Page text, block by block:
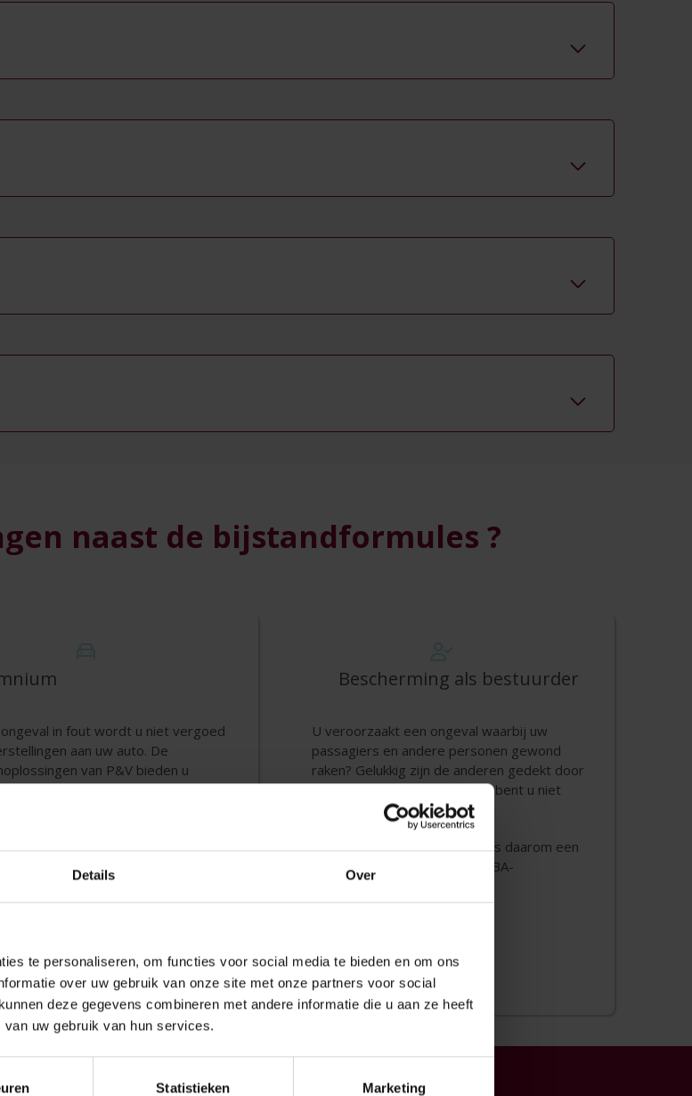
Details Over
te personaliseren, om functies voor social media te bieden en om ons
over uw gebruik van onze site met onze partners voor social
deze gegevens combineren met andere informatie die u aan ze heeft
uw gebruik van hun services.
Statistieken Marketing
naast de bijstandformules ?
in fout wordt u niet vergoed
aan uw auto. De
van P&V bieden u
tegen de meest voorkomende
Bescherming als bestuurder
U veroorzaakt een ongeval waarbij uw
passagiers en andere personen gewond
raken? Gelukkig zijn de anderen gedekt door
uw BA-verzekering. Maar zelf bent u niet
verzekerd.
Een bestuurdersverzekering is daarom een
uitstekende aanvulling op uw BA-
verzekering.